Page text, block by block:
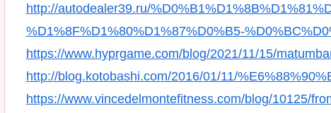
http://autodealer39.ru/
%D1%8F%D1%80%D1%87%D0%B5-
https://www.hyprgame.com/blog/2021/11/15/
http://blog.kotobashi.com/2016/01/11/
https://www.vincedelmontefitness.com/blog/10125/